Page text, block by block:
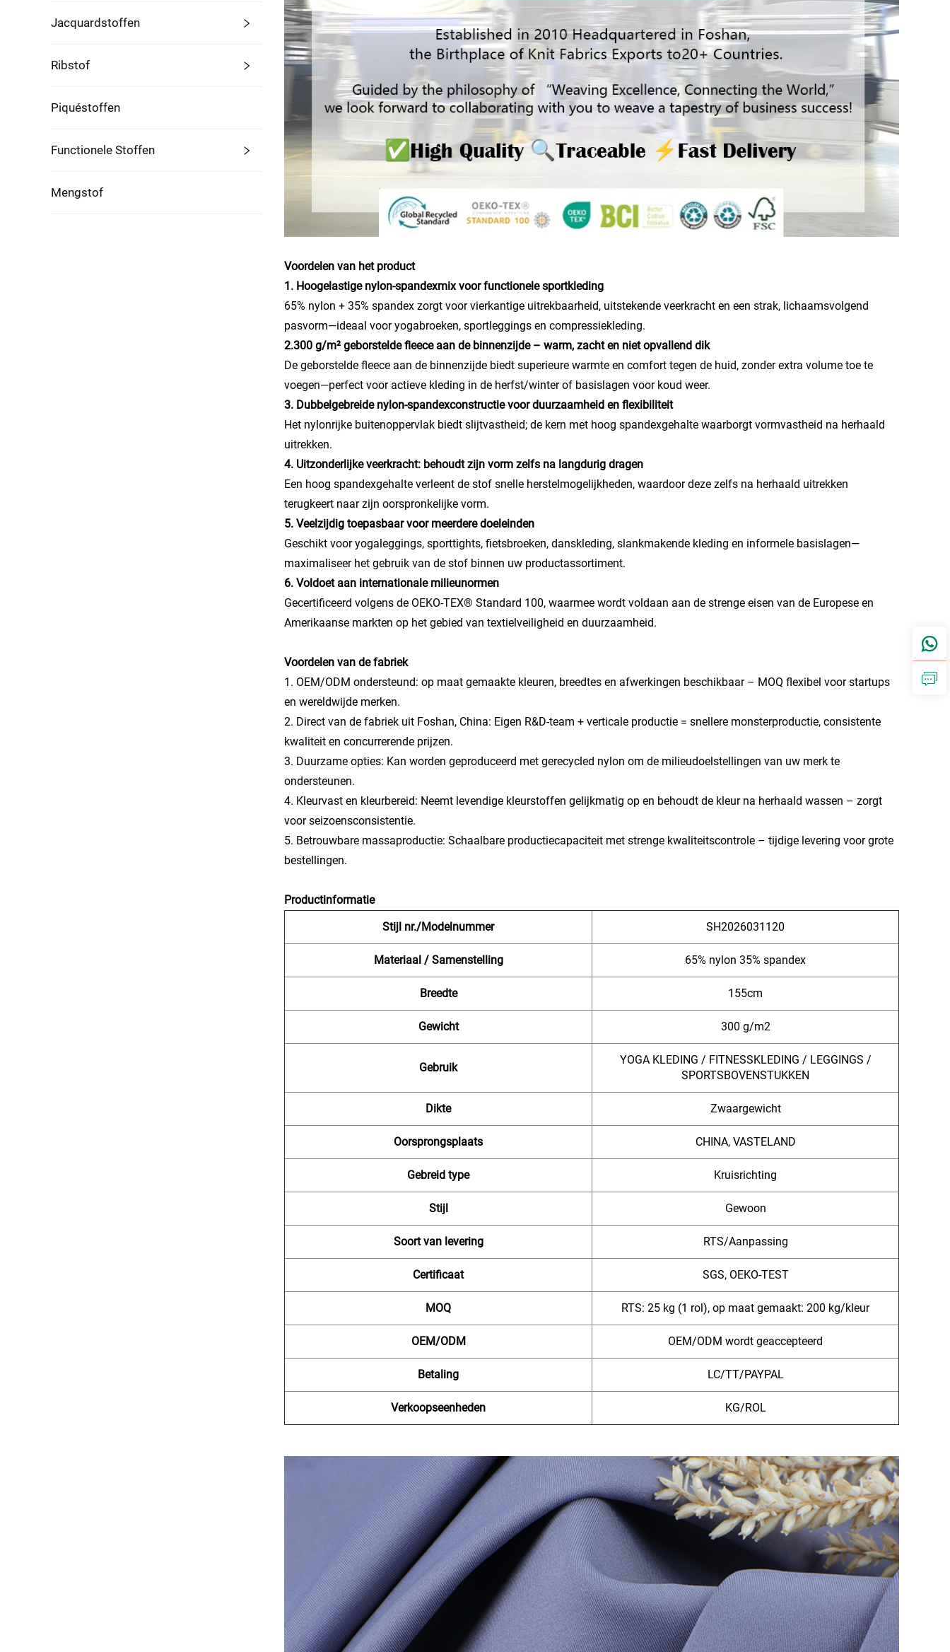
Jacquardstoffen
Ribstof
Piquéstoffen
Functionele Stoffen
Mengstof
Voordelen van het product
1. Hoogelastige nylon-spandexmix voor functionele sportkleding
65% nylon + 35% spandex zorgt voor vierkantige uitrekbaarheid, uitstekende veerkracht en een strak, lichaamsvolgend
pasvorm—ideaal voor yogabroeken, sportleggings en compressiekleding.
2.300 g/m² geborstelde fleece aan de binnenzijde – warm, zacht en niet opvallend dik
De geborstelde fleece aan de binnenzijde biedt superieure warmte en comfort tegen de huid, zonder extra volume toe te
voegen—perfect voor actieve kleding in de herfst/winter of basislagen voor koud weer.
3. Dubbelgebreide nylon-spandexconstructie voor duurzaamheid en flexibiliteit
Het nylonrijke buitenoppervlak biedt slijtvastheid; de kern met hoog spandexgehalte waarborgt vormvastheid na herhaald
uitrekken.
4. Uitzonderlijke veerkracht: behoudt zijn vorm zelfs na langdurig dragen
Een hoog spandexgehalte verleent de stof snelle herstelmogelijkheden, waardoor deze zelfs na herhaald uitrekken
terugkeert naar zijn oorspronkelijke vorm.
5. Veelzijdig toepasbaar voor meerdere doeleinden
Geschikt voor yogaleggings, sporttights, fietsbroeken, danskleding, slankmakende kleding en informele basislagen—
maximaliseer het gebruik van de stof binnen uw productassortiment.
6. Voldoet aan internationale milieunormen
Gecertificeerd volgens de OEKO-TEX® Standard 100, waarmee wordt voldaan aan de strenge eisen van de Europese en
Amerikaanse markten op het gebied van textielveiligheid en duurzaamheid.
Voordelen van de fabriek
1. OEM/ODM ondersteund: op maat gemaakte kleuren, breedtes en afwerkingen beschikbaar – MOQ flexibel voor startups
en wereldwijde merken.
2. Direct van de fabriek uit Foshan, China: Eigen R&D-team + verticale productie = snellere monsterproductie, consistente
kwaliteit en concurrerende prijzen.
3. Duurzame opties: Kan worden geproduceerd met gerecycled nylon om de milieudoelstellingen van uw merk te
ondersteunen.
4. Kleurvast en kleurbereid: Neemt levendige kleurstoffen gelijkmatig op en behoudt de kleur na herhaald wassen – zorgt
voor seizoensconsistentie.
5. Betrouwbare massaproductie: Schaalbare productiecapaciteit met strenge kwaliteitscontrole – tijdige levering voor grote
bestellingen.
Productinformatie
Stijl nr./Modelnummer
SH2026031120
Materiaal / Samenstelling 65% nylon 35% spandex
Breedte 155cm
Gewicht 300 g/m2
Gebruik
YOGA KLEDING / FITNESSKLEDING / LEGGINGS /
SPORTSBOVENSTUKKEN
Dikte Zwaargewicht
Oorsprongsplaats CHINA, VASTELAND
Gebreid type Kruisrichting
Stijl Gewoon
Soort van levering RTS/Aanpassing
Certificaat SGS, OEKO-TEST
MOQ RTS: 25 kg (1 rol), op maat gemaakt: 200 kg/kleur
OEM/ODM OEM/ODM wordt geaccepteerd
Betaling LC/TT/PAYPAL
Verkoopseenheden KG/ROL